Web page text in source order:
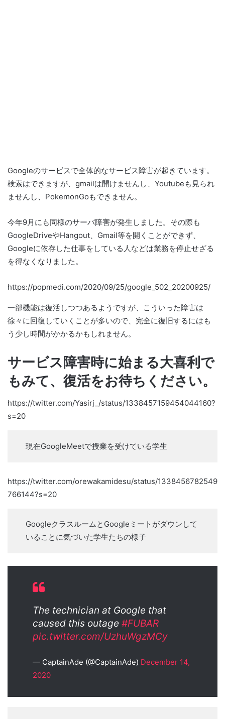
Googleのサービスで全体的なサービス障害が起きています。
検索はできますが、gmailは開けませんし、Youtubeも見られ
ませんし、PokemonGoもできません。
今年9月にも同様のサーバ障害が発生しました。その際も
GoogleDriveやHangout、Gmail等を開くことができず、
Googleに依存した仕事をしている人などは業務を停止せざる
を得なくなりました。
https://popmedi.com/2020/09/25/google_502_20200925/
一部機能は復活しつつあるようですが、こういった障害は
徐々に回復していくことが多いので、完全に復旧するにはも
う少し時間がかかるかもしれません。
サービス障害時に始まる大喜利で
もみて、復活をお待ちください。
https://twitter.com/Yasirj_/status/1338457159454044160?
s=20
現在GoogleMeetで授業を受けている学生
https://twitter.com/orewakamidesu/status/1338456782549
766144?s=20
GoogleクラスルームとGoogleミートがダウンして
いることに気づいた学生たちの様子
The technician at Google that
caused this outage #FUBAR
pic.twitter.com/UzhuWgzMCy
— CaptainAde (@CaptainAde) December 14,
2020